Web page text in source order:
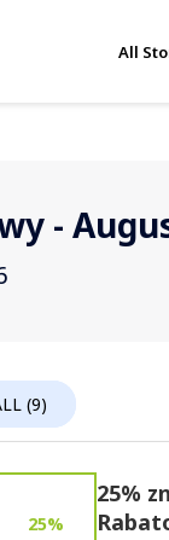
All
-
(9)
25%
25%